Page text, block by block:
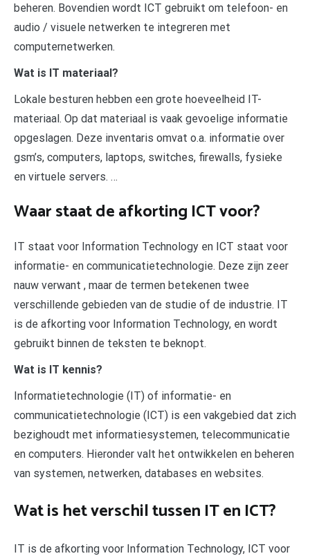
beheren. Bovendien wordt ICT gebruikt om telefoon- en
audio / visuele netwerken te integreren met
computernetwerken.
Wat is IT materiaal?
Lokale besturen hebben een grote hoeveelheid IT-
materiaal. Op dat materiaal is vaak gevoelige informatie
opgeslagen. Deze inventaris omvat o.a. informatie over
gsm’s, computers, laptops, switches, firewalls, fysieke
en virtuele servers. …
Waar staat de afkorting ICT voor?
IT staat voor Information Technology en ICT staat voor
informatie- en communicatietechnologie. Deze zijn zeer
nauw verwant , maar de termen betekenen twee
verschillende gebieden van de studie of de industrie. IT
is de afkorting voor Information Technology, en wordt
gebruikt binnen de teksten te beknopt.
Wat is IT kennis?
Informatietechnologie (IT) of informatie- en
communicatietechnologie (ICT) is een vakgebied dat zich
bezighoudt met informatiesystemen, telecommunicatie
en computers. Hieronder valt het ontwikkelen en beheren
van systemen, netwerken, databases en websites.
Wat is het verschil tussen IT en ICT?
IT is de afkorting voor Information Technology, ICT voor